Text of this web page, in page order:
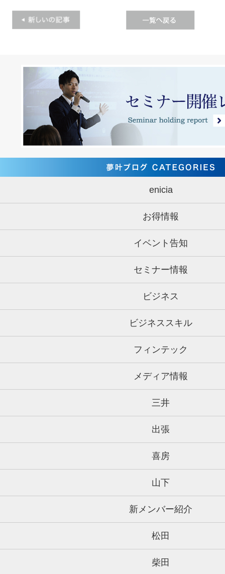
enicia
お得情報
イベント告知
セミナー情報
ビジネス
ビジネススキル
フィンテック
メディア情報
三井
出張
喜房
山下
新メンバー紹介
松田
柴田